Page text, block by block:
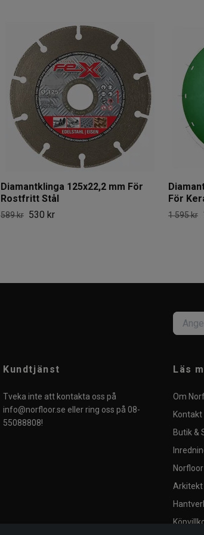
Diamantklinga 125x22,2 mm För
Rostfritt Stål
589 kr 530 kr
För
1 595 kr
Kundtjänst
Tveka inte att kontakta oss på
info@norfloor.se eller ring oss på 08-
55088808!
Läs
Om
Kontakt
Butik &
Arkitekt